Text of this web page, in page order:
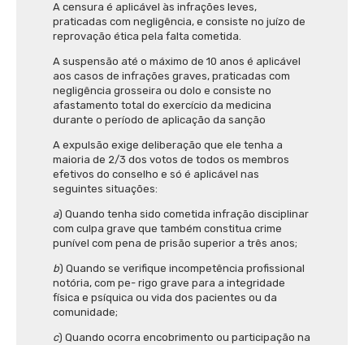
A censura é aplicável às infrações leves,
praticadas com negligência, e consiste no juízo de
reprovação ética pela falta cometida.
A suspensão até o máximo de 10 anos é aplicável
aos casos de infrações graves, praticadas com
negligência grosseira ou dolo e consiste no
afastamento total do exercício da medicina
durante o período de aplicação da sanção
A expulsão exige deliberação que ele tenha a
maioria de 2/3 dos votos de todos os membros
efetivos do conselho e só é aplicável nas
seguintes situações:
a) Quando tenha sido cometida infração disciplinar
com culpa grave que também constitua crime
punível com pena de prisão superior a três anos;
b) Quando se verifique incompetência profissional
notória, com pe- rigo grave para a integridade
física e psíquica ou vida dos pacientes ou da
comunidade;
c) Quando ocorra encobrimento ou participação na